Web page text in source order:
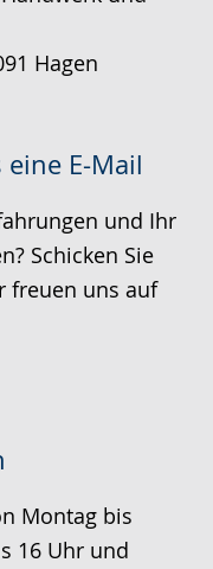
Hagen
eine E-Mail
und Ihr
Schicken Sie
freuen uns auf
Montag bis
16 Uhr und